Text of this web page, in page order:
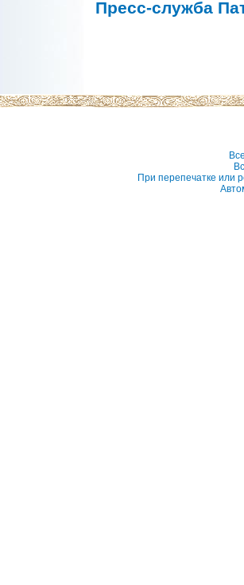
Пресс-служба
При перепечатке или